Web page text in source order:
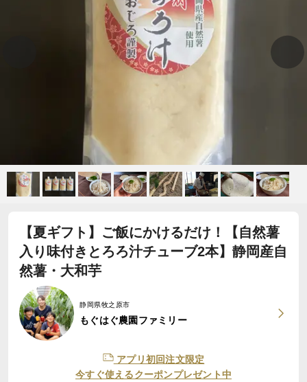
【夏ギフト】ご飯にかけるだけ！【自然薯
入り味付きとろろ汁チューブ2本】静岡産自
然薯・大和芋
静岡県牧之原市
もぐはぐ農園ファミリー
アプリ初回注文限定
今すぐ使えるクーポンプレゼント中